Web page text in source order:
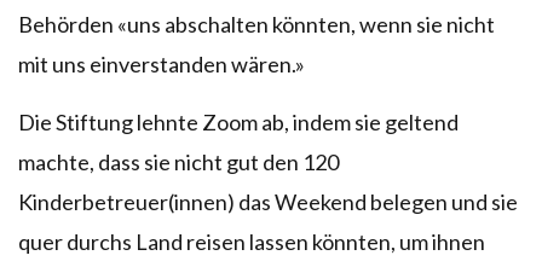
Behörden «uns abschalten könnten, wenn sie nicht
mit uns einverstanden wären.»
Die Stiftung lehnte Zoom ab, indem sie geltend
machte, dass sie nicht gut den 120
Kinderbetreuer(innen) das Weekend belegen und sie
quer durchs Land reisen lassen könnten, um ihnen